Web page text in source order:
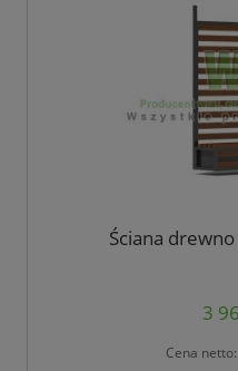
Ściana
3
Cena netto: